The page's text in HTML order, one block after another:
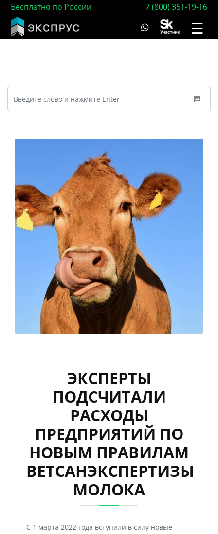
Бесплатно по России 7 (800) 351-19-16
☰
ЭКСПЕРТЫ
ПОДСЧИТАЛИ
РАСХОДЫ
ПРЕДПРИЯТИЙ ПО
НОВЫМ ПРАВИЛАМ
ВЕТСАНЭКСПЕРТИЗЫ
МОЛОКА
С 1 марта 2022 года вступили в силу новые